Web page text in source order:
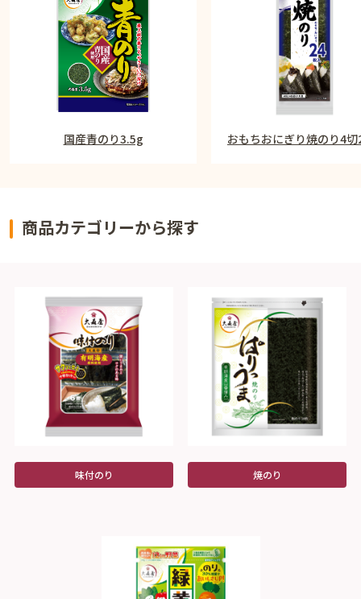
国産青のり3.5g おもちおにぎり焼のり4
商品カテゴリーから探す
味付のり 焼のり